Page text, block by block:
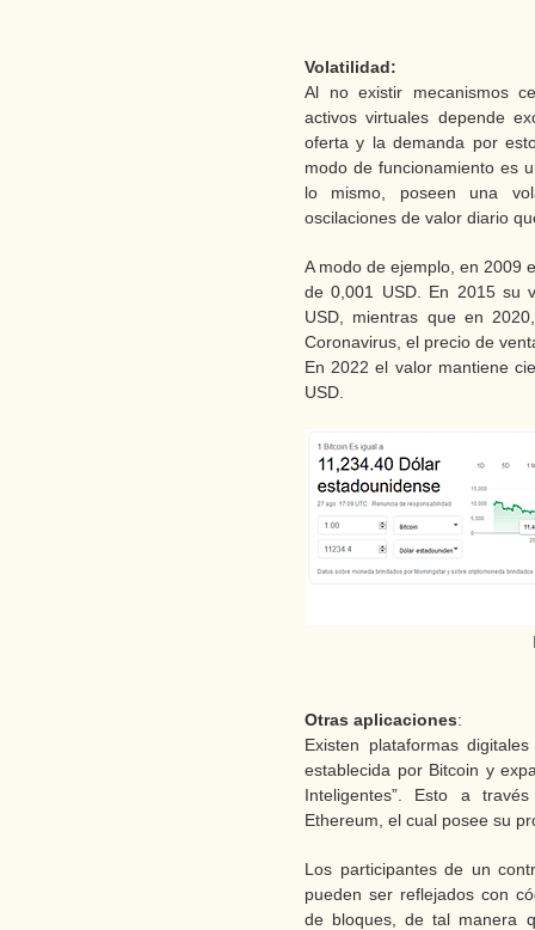
Volatilidad:
Al no existir mecanismos
activos virtuales depende
oferta y la demanda por
modo de funcionamiento es
lo mismo, poseen una
oscilaciones de valor diario
A modo de ejemplo, en 2009
de 0,001 USD. En 2015 su
USD, mientras que en
Coronavirus, el precio de
En 2022 el valor mantiene
USD.
Otras aplicaciones:
Existen plataformas
establecida por Bitcoin y
Inteligentes”. Esto a
Ethereum, el cual posee su
Los participantes de un
pueden ser reflejados con
de bloques, de tal manera